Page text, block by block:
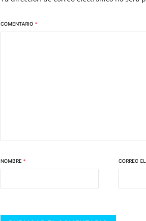
COMENTARIO *
NOMBRE * CORREO